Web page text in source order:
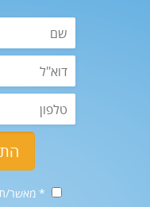
* מאשר/ת